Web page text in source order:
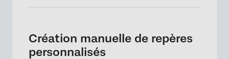
Création manuelle de repères
personnalisés